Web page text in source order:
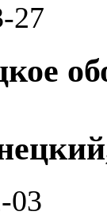
27
03